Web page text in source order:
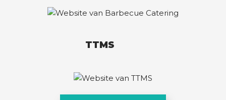
TTMS